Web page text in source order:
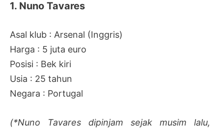
1. Nuno Tavares
Asal klub : Arsenal (Inggris)
Harga : 5 juta euro
Posisi : Bek kiri
Usia : 25 tahun
Negara : Portugal
(*Nuno Tavares dipinjam sejak musim lalu,